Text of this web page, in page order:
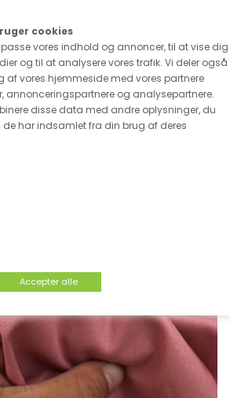
cookies
vores indhold og annoncer, til at vise dig
og til at analysere vores trafik. Vi deler også
af vores hjemmeside med vores partnere
annonceringspartnere og analysepartnere.
disse data med andre oplysninger, du
de har indsamlet fra din brug af deres